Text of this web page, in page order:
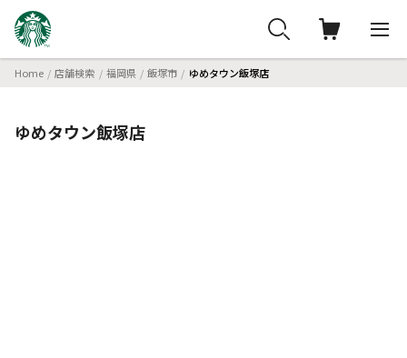
Home 店舗検索 福岡県 飯塚市 ゆめタウン飯塚店
ゆめタウン飯塚店